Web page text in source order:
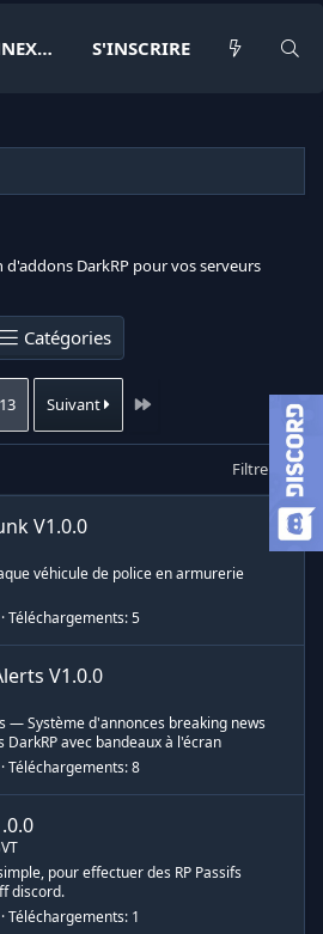
CONNEXION S'INSCRIRE
DarkRP pour vos serveurs
Catégories
Suivant Dernier
Filtrer
V1.0.0
véhicule de police en armurerie
0
e
Téléchargements 5
V1.0.0
— Système d'annonces breaking news
DarkRP avec bandeaux à l'écran
0
e
Téléchargements 8
pour effectuer des RP Passifs
discord.
0Téléchargements 1